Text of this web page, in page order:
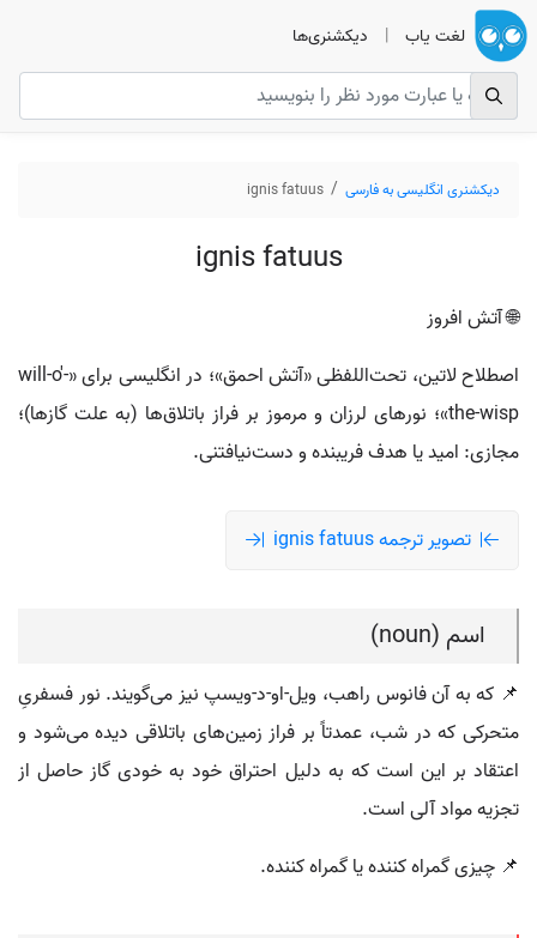
لغت یاب | دیکشنری‌ها
دیکشنری انگلیسی به فارسی ignis fatuus
ignis fatuus
🌐 آتش افروز
اصطلاح لاتین، تحت‌اللفظی «آتش احمق»؛ در انگلیسی برای «will-o'-
the-wisp»؛ نورهای لرزان و مرموز بر فراز باتلاق‌ها (به علت گازها)؛
مجازی: امید یا هدف فریبنده و دست‌نیافتنی.
تصویر ترجمه ignis fatuus
اسم (noun)
📌 که به آن فانوس راهب، ویل-او-د-ویسپ نیز می‌گویند. نور فسفریِ
متحرکی که در شب، عمدتاً بر فراز زمین‌های باتلاقی دیده می‌شود و
اعتقاد بر این است که به دلیل احتراق خود به خودی گاز حاصل از
تجزیه مواد آلی است.
📌 چیزی گمراه کننده یا گمراه کننده.